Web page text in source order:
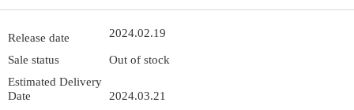
Release date 2024.02.19
Sale status
Out of stock
Estimated Delivery
Date
2024.03.21